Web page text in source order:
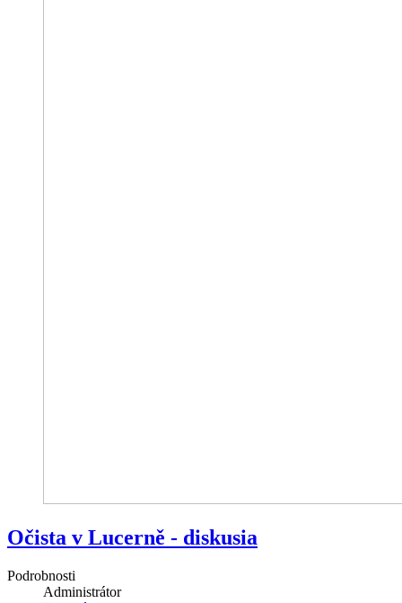
Očista v Lucerně - diskusia
Podrobnosti
Administrátor